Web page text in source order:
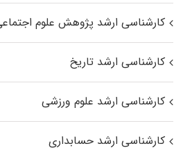
کارشناسی ارشد پژوهش علوم
کارشناسی ارشد تاریخ
کارشناسی ارشد علوم ورزشی
کارشناسی ارشد حسابداری